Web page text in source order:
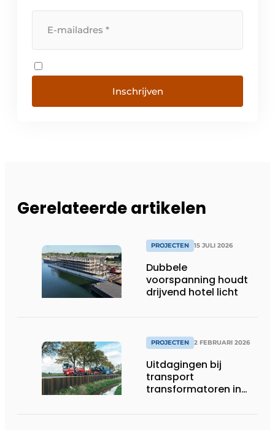
Inschrijven
Gerelateerde artikelen
PROJECTEN 15 JULI 2026
Dubbele
voorspanning houdt
drijvend hotel licht
PROJECTEN 2 FEBRUARI 2026
Uitdagingen bij
transport
transformatoren in